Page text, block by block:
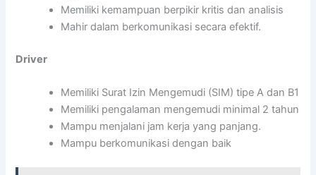
Memiliki kemampuan berpikir kritis dan analisis
Mahir dalam berkomunikasi secara efektif.
Driver
Memiliki Surat Izin Mengemudi (SIM) tipe A dan B1
Memiliki pengalaman mengemudi minimal 2 tahun
Mampu menjalani jam kerja yang panjang.
Mampu berkomunikasi dengan baik